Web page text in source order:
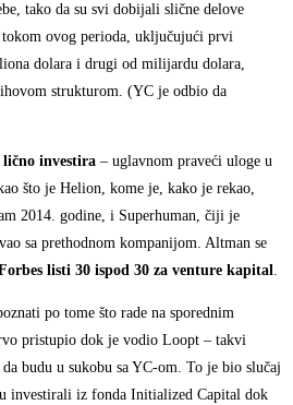
tako da su svi dobijali slične delove
ovog perioda, uključujući prvi
dolara i drugi od milijardu dolara,
strukturom. (YC je odbio da
lično investira – uglavnom praveći uloge u
što je Helion, kome je, kako je rekao,
2014. godine, i Superhuman, čiji je
sa prethodnom kompanijom. Altman se
listi 30 ispod 30 za venture kapital.
po tome što rade na sporednim
pristupio dok je vodio Loopt – takvi
budu u sukobu sa YC-om. To je bio slučaj
investirali iz fonda Initialized Capital dok